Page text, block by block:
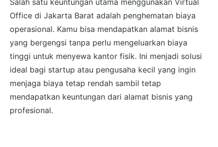
Office di Jakarta Barat adalah penghematan biaya
operasional. Kamu bisa mendapatkan alamat bisnis
yang bergengsi tanpa perlu mengeluarkan biaya
tinggi untuk menyewa kantor fisik. Ini menjadi solusi
ideal bagi startup atau pengusaha kecil yang ingin
menjaga biaya tetap rendah sambil tetap
mendapatkan keuntungan dari alamat bisnis yang
profesional.